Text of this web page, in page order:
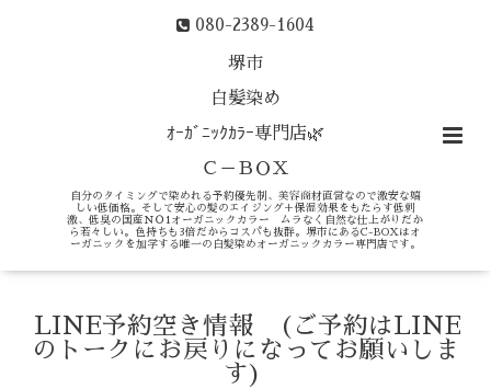
080-2389-1604
堺市
白髪染め
ｵｰｶﾞﾆｯｸｶﾗｰ専門店🌿
Ｃ－ＢＯＸ
自分のタイミングで染めれる予約優先制、美容商材直営なので激安な嬉
しい低価格。そして安心の髪のエイジング＋保湿効果をもたらす低刺
激、低臭の国産ＮＯ1オーガニックカラー ムラなく自然な仕上がりだか
ら若々しい。色持ちも3倍だからコスパも抜群。堺市にあるC-BOXはオ
ーガニックを加学する唯一の白髪染めオーガニックカラー専門店です。
LINE予約空き情報 (ご予約はLINE
のトークにお戻りになってお願いしま
す)